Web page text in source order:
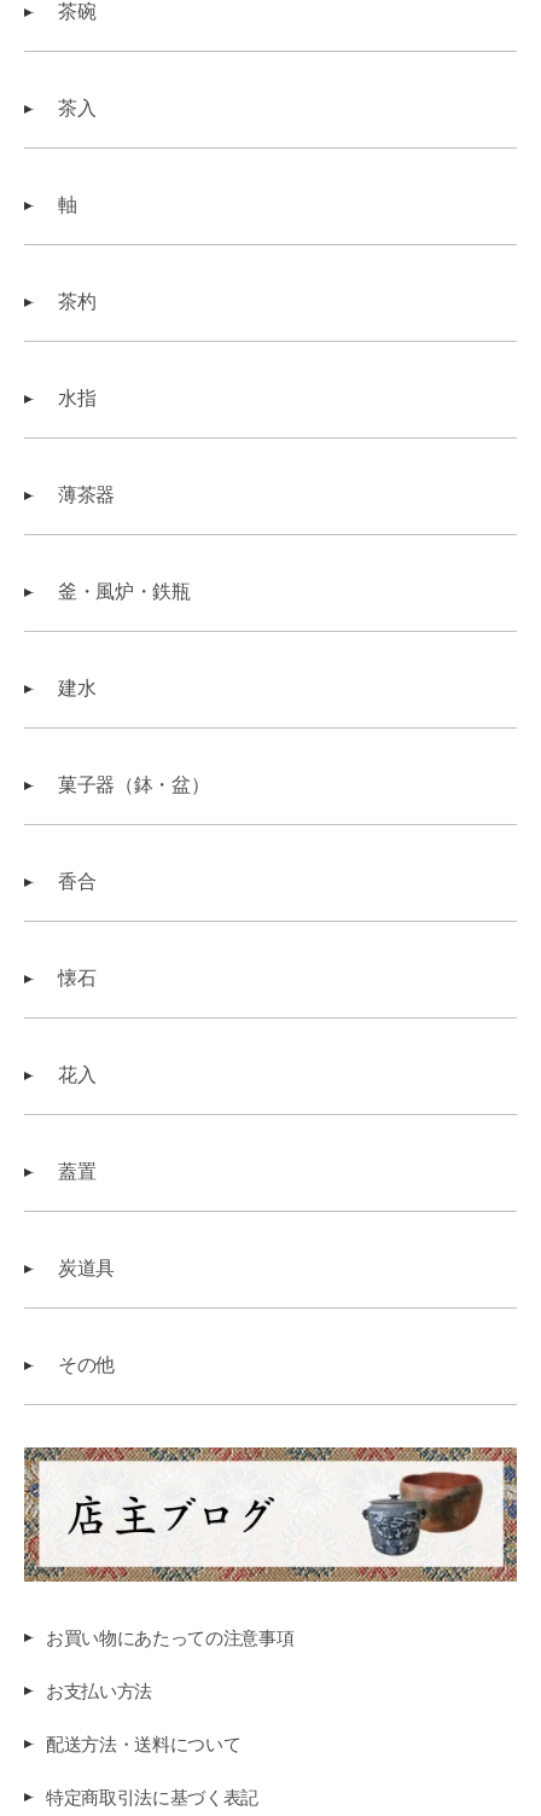
茶碗
茶入
軸
茶杓
水指
薄茶器
釜・風炉・鉄瓶
建水
菓子器（鉢・盆）
香合
懐石
花入
蓋置
炭道具
その他
お買い物にあたっての注意事項
お支払い方法
配送方法・送料について
特定商取引法に基づく表記